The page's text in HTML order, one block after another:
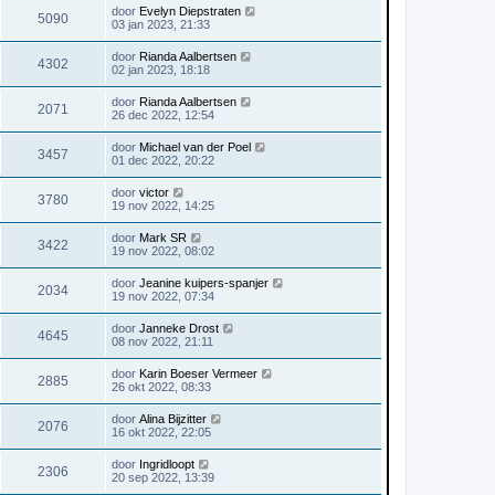
5090 door Evelyn Diepstraten
03 jan 2023, 21:33
4302 door Rianda Aalbertsen
02 jan 2023, 18:18
2071 door Rianda Aalbertsen
26 dec 2022, 12:54
3457 door Michael van der Poel
01 dec 2022, 20:22
3780 door victor
19 nov 2022, 14:25
3422 door Mark SR
19 nov 2022, 08:02
2034 door Jeanine kuipers-spanjer
19 nov 2022, 07:34
4645 door Janneke Drost
08 nov 2022, 21:11
2885 door Karin Boeser Vermeer
26 okt 2022, 08:33
2076 door Alina Bijzitter
16 okt 2022, 22:05
2306 door Ingridloopt
20 sep 2022, 13:39